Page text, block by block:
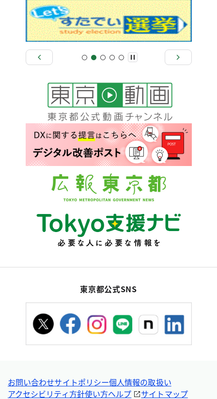
東京都公式SNS
お問い合わせサイトポリシー個人情報の取扱い
アクセシビリティ方針使い方ヘルプ サイトマップ